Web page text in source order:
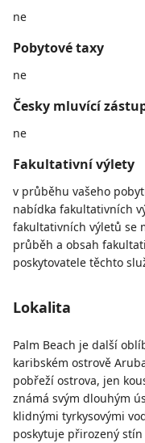
ne
Pobytové taxy
ne
Česky mluvící
ne
Fakultativní výlety
v průběhu vašeho
nabídka fakultativních
fakultativních výletů se
průběh a obsah
poskytovatele těchto
Lokalita
Palm Beach je další
karibském ostrově
pobřeží ostrova, jen
známá svým dlouhým
klidnými tyrkysovými
poskytuje přirozený